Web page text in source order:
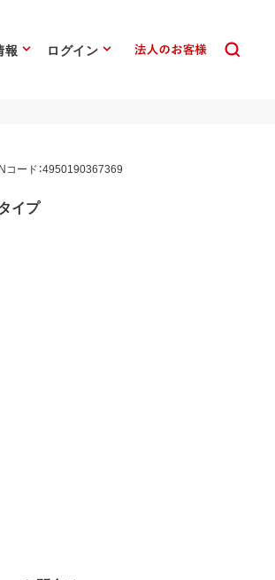
報 ログイン
コード：4950190367369
イプ